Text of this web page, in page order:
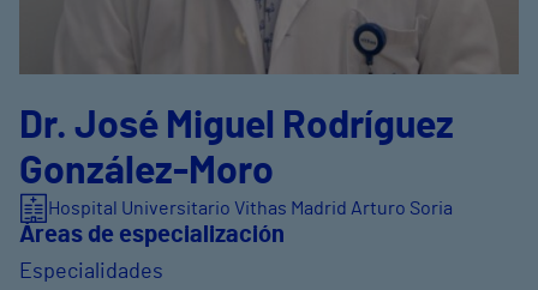
Dr. José Miguel Rodríguez
González-Moro
Hospital Universitario Vithas Madrid Arturo Soria
Áreas de especialización
Especialidades